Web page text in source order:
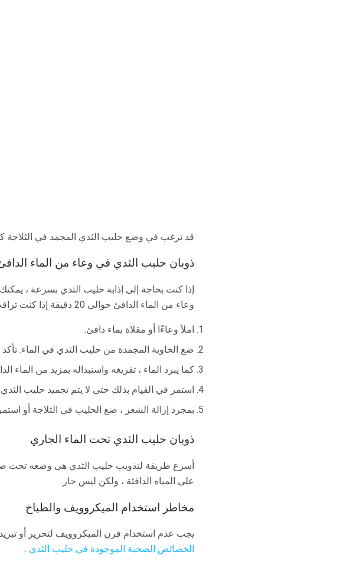
قد ترغب في وضع حليب الثدي المجمد في الثلاجة
ذوبان حليب الثدي في وعاء من الماء
إذا كنت بحاجة إلى إذابة حليب الثدي بسرعة ،
وعاء من الماء الدافئ حوالي 20 دقيقة إذا كنت تراقب الماء وتغيره بمجرد أن يبرد. إليك الطريقة:
املأ وعاءًا أو مقلاة بماء دافئ.
ضع الحاوية المجمدة من حليب الثدي في الماء.
كما يبرد الماء ، تفريغه واستبداله بمزيد من الماء
استمر في القيام بذلك حتى لا يتم تجميد حليب
بمجرد إزالة الشعر ، ضع الحليب في الثلاجة أو
ذوبان حليب الثدي تحت الماء الجاري
أسرع طريقة لتذويب حليب الثدي هي وضعه تحت صنبور
على المياه الدافئة ، ولكن ليس حار.
مخاطر استخدام الميكروويف والطباخ
يجب عدم استخدام فرن الميكروويف لتحرير أو
الخصائص الصحية الموجودة في حليب الثدي .